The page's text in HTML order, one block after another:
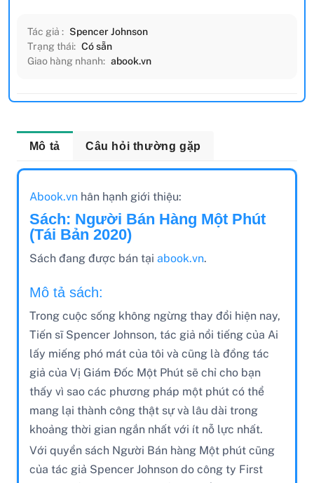
Tác giả : Spencer Johnson
Trạng thái: Có sẵn
Giao hàng nhanh: abook.vn
Mô tả Câu hỏi thường gặp
Abook.vnhân hạnh giới thiệu:
Sách: Người Bán Hàng Một Phút
(Tái Bản 2020)
Sách đang được bán tại abook.vn.
Mô tả sách:
Trong cuộc sống không ngừng thay đổi hiện nay,
Tiến sĩ Spencer Johnson, tác giả nổi tiếng của Ai
lấy miếng phó mát của tôi và cũng là đồng tác
giả của Vị Giám Đốc Một Phút sẽ chỉ cho bạn
thấy vì sao các phương pháp một phút có thể
mang lại thành công thật sự và lâu dài trong
khoảng thời gian ngắn nhất với ít nỗ lực nhất.
Với quyển sách Người Bán hàng Một phút cũng
của tác giả Spencer Johnson do công ty First